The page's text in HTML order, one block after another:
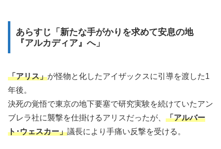
あらすじ「新たな手がかりを求めて安息の地
『アルカディア』へ」
「アリス」が怪物と化したアイザックスに引導を渡した1
年後。
決死の覚悟で東京の地下要塞で研究実験を続けていたアン
ブレラ社に襲撃を仕掛けるアリスだったが、 「アルバー
ト･ウェスカー」議長により手痛い反撃を受ける。